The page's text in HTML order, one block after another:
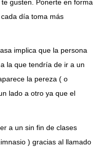
gusten. Ponerte en forma
día toma más
implica que la persona
la que tendría de ir a un
la pereza ( o
lado a otro ya que el
a un sin fin de clases
) gracias al llamado